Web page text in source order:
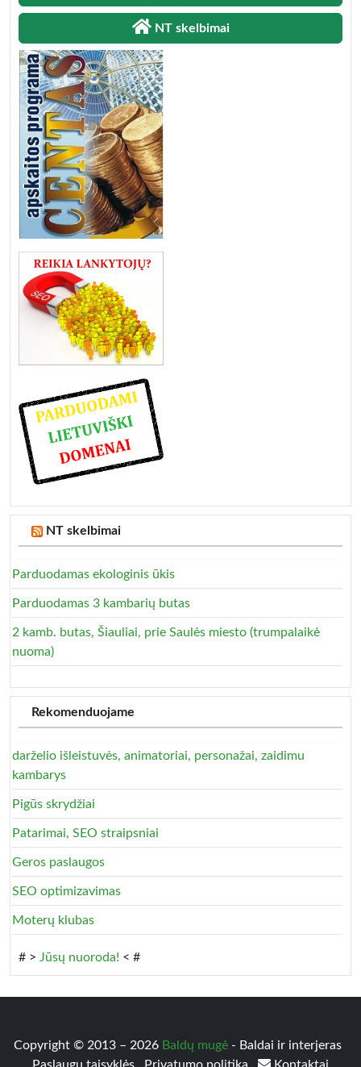
NT skelbimai
NT skelbimai
Parduodamas ekologinis ūkis
Parduodamas 3 kambarių butas
2 kamb. butas, Šiauliai, prie Saulės miesto (trumpalaikė
nuoma)
Rekomenduojame
darželio išleistuvės, animatoriai, personažai, zaidimu
kambarys
Pigūs skrydžiai
Patarimai, SEO straipsniai
Geros paslaugos
SEO optimizavimas
Moterų klubas
# > Jūsų nuoroda! < #
Copyright © 2013 – 2026 Baldų mugė - Baldai ir interjeras